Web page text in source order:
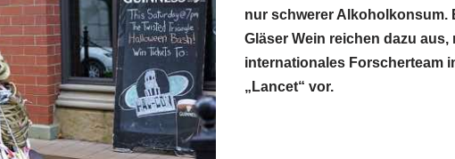
nur schwerer Alkoholkonsum.
Gläser Wein reichen dazu aus,
internationales Forscherteam
„Lancet“ vor.